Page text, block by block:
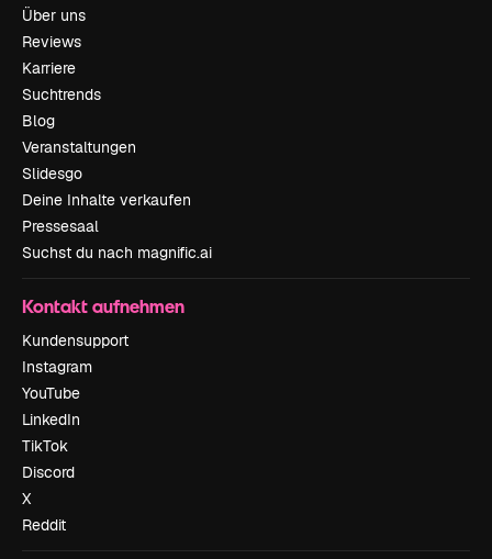
Über uns
Reviews
Karriere
Suchtrends
Blog
Veranstaltungen
Slidesgo
Deine Inhalte verkaufen
Pressesaal
Suchst du nach magnific.ai
Kontakt aufnehmen
Kundensupport
Instagram
YouTube
LinkedIn
TikTok
Discord
X
Reddit